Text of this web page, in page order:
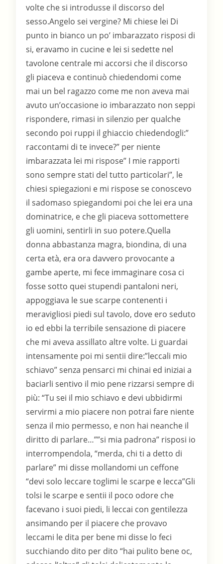
volte che si introdusse il discorso del
sesso.Angelo sei vergine? Mi chiese lei Di
punto in bianco un po’ imbarazzato risposi di
si, eravamo in cucine e lei si sedette nel
tavolone centrale mi accorsi che il discorso
gli piaceva e continuò chiedendomi come
mai un bel ragazzo come me non aveva mai
avuto un’occasione io imbarazzato non seppi
rispondere, rimasi in silenzio per qualche
secondo poi ruppi il ghiaccio chiedendogli:”
raccontami di te invece?” per niente
imbarazzata lei mi rispose” I mie rapporti
sono sempre stati del tutto particolari”, le
chiesi spiegazioni e mi rispose se conoscevo
il sadomaso spiegandomi poi che lei era una
dominatrice, e che gli piaceva sottomettere
gli uomini, sentirli in suo potere.Quella
donna abbastanza magra, biondina, di una
certa età, era ora davvero provocante a
gambe aperte, mi fece immaginare cosa ci
fosse sotto quei stupendi pantaloni neri,
appoggiava le sue scarpe contenenti i
meravigliosi piedi sul tavolo, dove ero seduto
io ed ebbi la terribile sensazione di piacere
che mi aveva assillato altre volte. Li guardai
intensamente poi mi sentii dire:”leccali mio
schiavo” senza pensarci mi chinai ed iniziai a
baciarli sentivo il mio pene rizzarsi sempre di
più: “Tu sei il mio schiavo e devi ubbidirmi
servirmi a mio piacere non potrai fare niente
senza il mio permesso, e non hai neanche il
diritto di parlare…””si mia padrona” risposi io
interrompendola, “merda, chi ti a detto di
parlare” mi disse mollandomi un ceffone
“devi solo leccare toglimi le scarpe e lecca”Gli
tolsi le scarpe e sentii il poco odore che
facevano i suoi piedi, li leccai con gentilezza
ansimando per il piacere che provavo
leccami le dita per bene mi disse lo feci
succhiando dito per dito “hai pulito bene oc,